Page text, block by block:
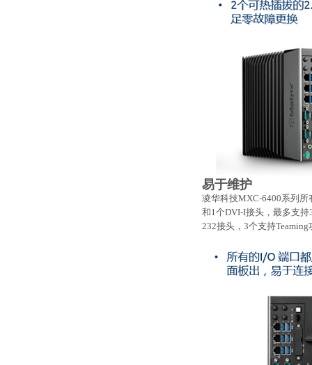
易于维护
凌华科技MXC-6400系列
和1个DVI-I接头，最多支持
232接头，3个支持